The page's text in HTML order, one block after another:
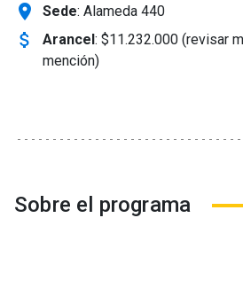
location_on Sede: Alameda 440
attach_money Arancel: $11.232.000 (revisar
mención)
Sobre el programa